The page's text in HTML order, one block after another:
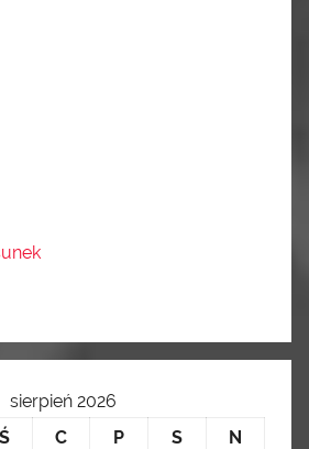
sierpień 2026
Ś C P S
N